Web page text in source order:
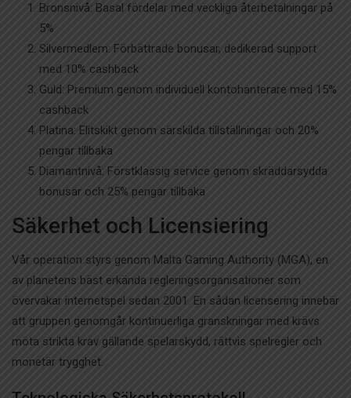
Bronsnivå: Basal fördelar med veckliga återbetalningar på
5%
Silvermedlem: Förbättrade bonusar, dedikerad support
med 10% cashback
Guld: Premium genom individuell kontohanterare med 15%
cashback
Platina: Elitskikt genom särskilda tillställningar och 20%
pengar tillbaka
Diamantnivå: Förstklassig service genom skräddarsydda
bonusar och 25% pengar tillbaka
Säkerhet och Licensiering
Vår operation styrs genom Malta Gaming Authority (MGA), en
av planetens bäst erkända regleringsorganisationer som
övervakar internetspel sedan 2001. En sådan licensering innebär
att gruppen genomgår kontinuerliga granskningar med krävs
möta strikta krav gällande spelarskydd, rättvis spelregler och
monetär trygghet.